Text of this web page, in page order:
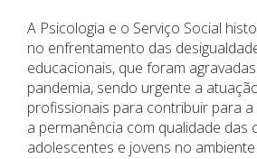
A Psicologia e o Serviço Social
no enfrentamento das
educacionais, que foram
pandemia, sendo urgente a
profissionais para contribuir para
a permanência com qualidade das
adolescentes e jovens no